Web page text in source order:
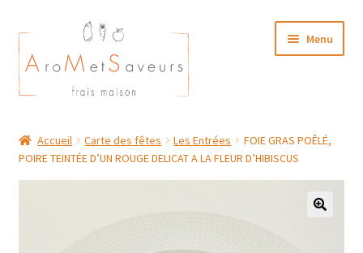
Aller
à
la
navigation
Aller
au
contenu
Menu
Plat du Jour/ Menu Week end
Accueil Carte des fêtes Les Entrées
FOIE GRAS POÊLÉ,
POIRE TEINTÉE D’UN ROUGE DELICAT A LA FLEUR D’HIBISCUS